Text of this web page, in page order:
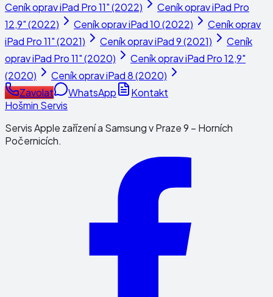
Ceník opraviPad Pro 11" (2022) Ceník opraviPad Pro
12,9" (2022)
Ceník opraviPad 10 (2022)
Ceník oprav
iPad Pro 11" (2021)
Ceník opraviPad 9 (2021)
Ceník
opraviPad Pro 11" (2020) Ceník opraviPad Pro 12,9"
(2020)
Ceník opraviPad 8 (2020)
Zavolat
WhatsApp
Kontakt
Hošmin Servis
Servis Apple zařízení a Samsung v Praze 9 – Horních
Počernicích.